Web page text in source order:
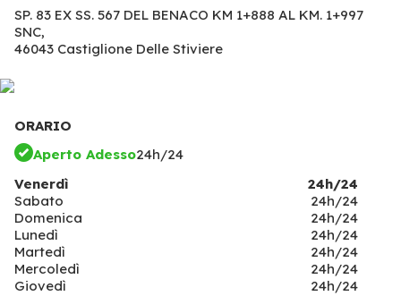
SP. 83 EX SS. 567 DEL BENACO KM 1+888 AL KM. 1+997
SNC,
46043 Castiglione Delle Stiviere
ORARIO
Aperto Adesso24h/24
Venerdì
24h/24
Sabato
24h/24
Domenica
24h/24
Lunedì
24h/24
Martedì
24h/24
Mercoledì
24h/24
Giovedì
24h/24